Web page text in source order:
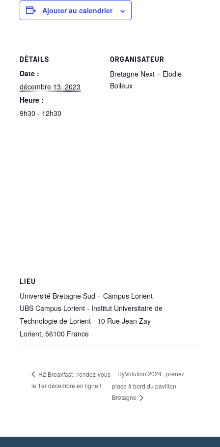
Ajouter au calendrier
DÉTAILS
Date :
décembre 13, 2023
Heure :
9h30 - 12h30
ORGANISATEUR
Bretagne Next – Élodie
Boileux
LIEU
Université Bretagne Sud – Campus Lorient
UBS Campus Lorient - Institut Universitaire de
Technologie de Lorient - 10 Rue Jean Zay
Lorient, 56100 France
H2 Breakfast : rendez-vous
le 1er décembre en ligne !
HyVolution 2024 : prenez
place à bord du pavillon
Bretagne